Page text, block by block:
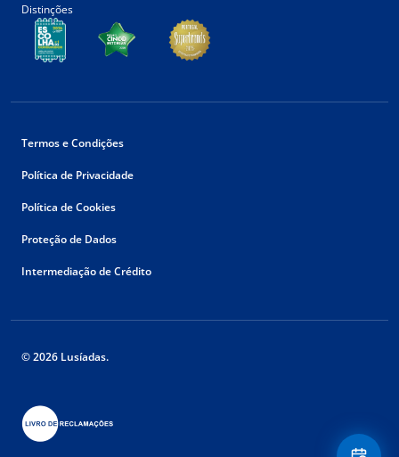
Distinções
Termos e Condições
Política de Privacidade
Política de Cookies
Proteção de Dados
Intermediação de Crédito
© 2026 Lusíadas.
Floating